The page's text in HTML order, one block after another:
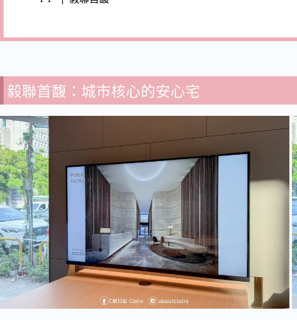
毅聯首馥：城市核心的安心宅